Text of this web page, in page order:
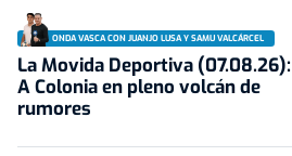
ONDA VASCA CON JUANJO LUSA Y SAMU VALCÁRCEL
La Movida Deportiva (07.08.26):
A Colonia en pleno volcán de
rumores